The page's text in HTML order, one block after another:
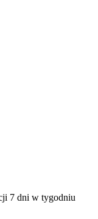
7 dni w tygodniu